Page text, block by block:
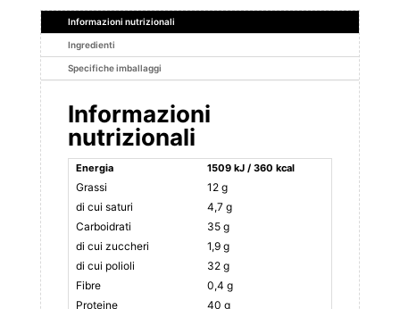
Informazioni nutrizionali
Ingredienti
Specifiche imballaggi
Informazioni
nutrizionali
Energia 1509 kJ / 360 kcal
Grassi
12 g
di cui saturi
4,7 g
Carboidrati
35 g
di cui zuccheri
1,9 g
di cui polioli
32 g
Fibre
0,4 g
Proteine
40 g